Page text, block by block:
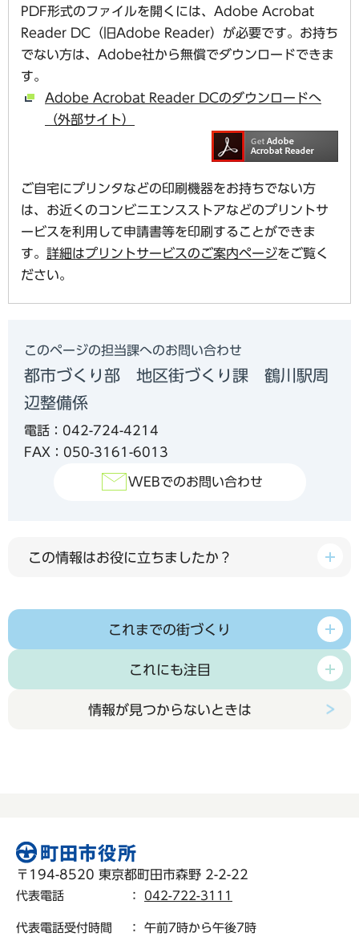
PDF形式のファイルを開くには、Adobe Acrobat
Reader DC（旧Adobe Reader）が必要です。お持ち
でない方は、Adobe社から無償でダウンロードできま
す。
Adobe Acrobat Reader DCのダウンロードへ
（外部サイト）
ご自宅にプリンタなどの印刷機器をお持ちでない方
は、お近くのコンビニエンスストアなどのプリントサ
ービスを利用して申請書等を印刷することができま
す。 詳細はプリントサービスのご案内ページをご覧く
ださい。
このページの担当課へのお問い合わせ
都市づくり部 地区街づくり課 鶴川駅周
辺整備係
電話：042-724-4214
FAX：050-3161-6013
WEBでのお問い合わせ
この情報はお役に立ちましたか？
これまでの街づくり
これにも注目
情報が見つからないときは
〒194-8520 東京都町田市森野 2-2-22
代表電話 ： 042-722-3111
代表電話受付時間 ： 午前7時から午後7時